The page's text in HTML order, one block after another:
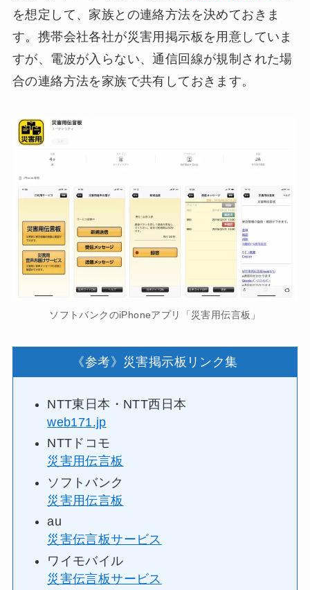
を想定して、家族との連絡方法を決めておきま
す。携帯会社各社が災害用掲示板を用意していま
すが、電波が入らない、通信回線が規制された場
合の連絡方法を家族で共有しておきます。
ソフトバンクのiPhoneアプリ「災害用伝言板」
《参考》災害掲示板リンク集
NTT東日本・NTT西日本
web171.jp
NTTドコモ
災害用伝言板
ソフトバンク
災害用伝言板
au
災害伝言板サービス
ワイモバイル
災害伝言板サービス